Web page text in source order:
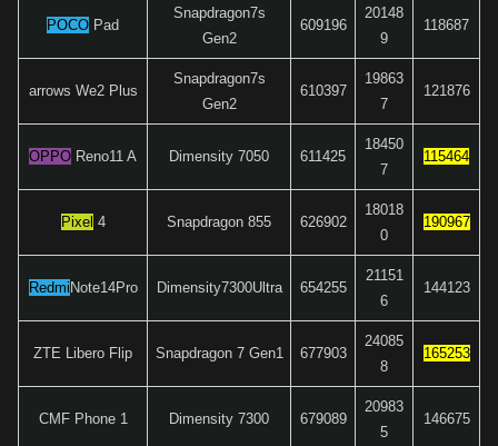
POCO Pad
Snapdragon7s
Gen2
609196
20148
9
118687
arrows We2 Plus
Snapdragon7s
Gen2
610397
19863
7
121876
OPPO Reno11 A Dimensity 7050 611425
18450
7
115464
Pixel 4 Snapdragon 855 626902
18018
0
190967
Redmi Note14Pro Dimensity7300Ultra 654255
21151
6
144123
ZTE Libero Flip Snapdragon 7 Gen1 677903
24085
8
165253
CMF Phone 1 Dimensity 7300 679089
20983
5
146675